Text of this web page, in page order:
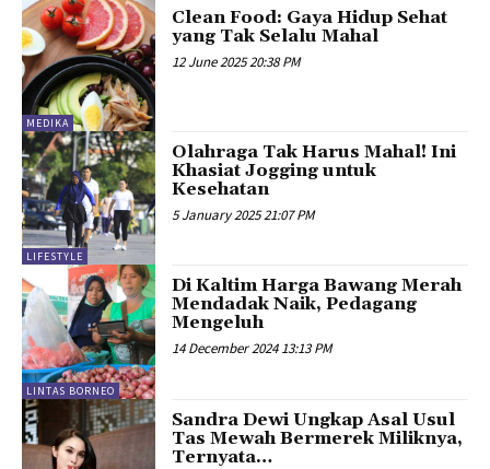
MEDIKA
Clean Food: Gaya Hidup Sehat
yang Tak Selalu Mahal
12 June 2025 20:38 PM
LIFESTYLE
Olahraga Tak Harus Mahal! Ini
Khasiat Jogging untuk
Kesehatan
5 January 2025 21:07 PM
LINTAS BORNEO
Di Kaltim Harga Bawang Merah
Mendadak Naik, Pedagang
Mengeluh
14 December 2024 13:13 PM
Sandra Dewi Ungkap Asal Usul
Tas Mewah Bermerek Miliknya,
Ternyata…